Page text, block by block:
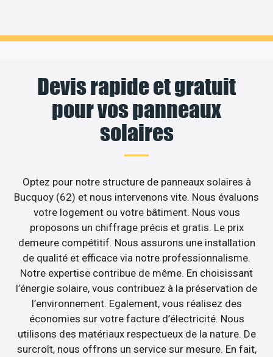
Devis rapide et gratuit
pour vos panneaux
solaires
Optez pour notre structure de panneaux solaires à
Bucquoy (62) et nous intervenons vite. Nous évaluons
votre logement ou votre bâtiment. Nous vous
proposons un chiffrage précis et gratis. Le prix
demeure compétitif. Nous assurons une installation
de qualité et efficace via notre professionnalisme.
Notre expertise contribue de même. En choisissant
l’énergie solaire, vous contribuez à la préservation de
l’environnement. Egalement, vous réalisez des
économies sur votre facture d’électricité. Nous
utilisons des matériaux respectueux de la nature. De
surcroît, nous offrons un service sur mesure. En fait,